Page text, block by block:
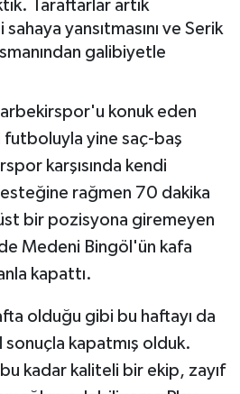
Taraftarlar artık
yansıtmasını ve Serik
galibiyetle
konuk eden
yine saç-baş
karşısında kendi
rağmen 70 dakika
bir pozisyona giremeyen
Medeni Bingöl'ün kafa
kapattı.
olduğu gibi bu haftayı da
kapatmış olduk.
bu kadar kaliteli bir ekip, zayıf